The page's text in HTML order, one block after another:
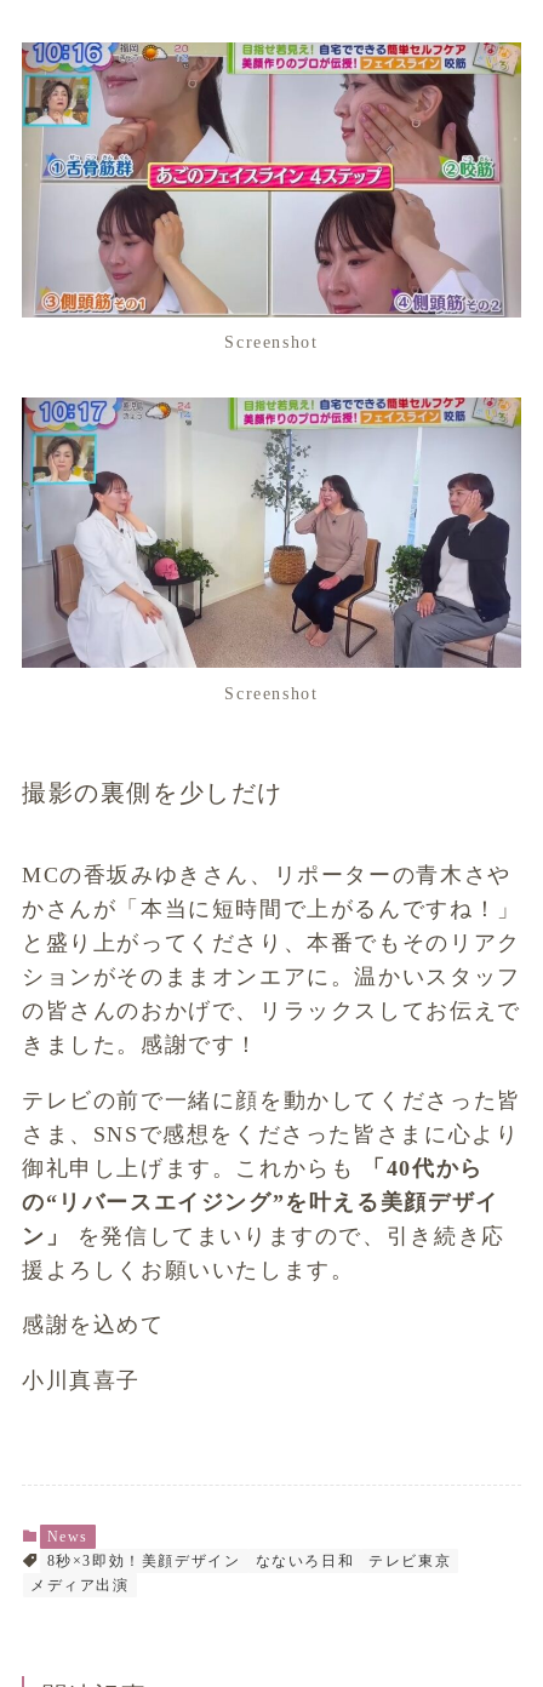
Screenshot
Screenshot
撮影の裏側を少しだけ
MCの香坂みゆきさん、リポーターの青木さや
かさんが「本当に短時間で上がるんですね！」
と盛り上がってくださり、本番でもそのリアク
ションがそのままオンエアに。温かいスタッフ
の皆さんのおかげで、リラックスしてお伝えで
きました。感謝です！
テレビの前で一緒に顔を動かしてくださった皆
さま、SNSで感想をくださった皆さまに心より
御礼申し上げます。これからも
「40代から
の“リバースエイジング”を叶える美顔デザイ
ン」
を発信してまいりますので、引き続き応
援よろしくお願いいたします。
感謝を込めて
小川真喜子
News
8秒×3即効！美顔デザイン
なないろ日和
テレビ東京
メディア出演